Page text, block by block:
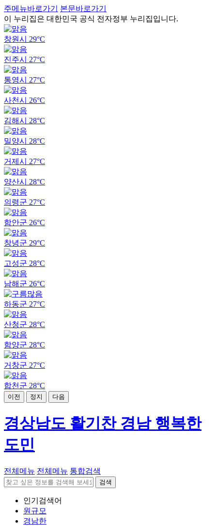
주메뉴바로가기
본문바로가기
이 누리집은 대한민국 공식 전자정부 누리집입니다.
창원시 29°C
진주시 27°C
통영시 27°C
사천시 26°C
김해시 28°C
밀양시 28°C
거제시 27°C
양산시 28°C
의령군 27°C
함안군 26°C
창녕군 29°C
고성군 28°C
남해군 26°C
하동군 27°C
산청군 28°C
함양군 28°C
거창군 27°C
합천군 28°C
이전 정지 다음
경상남도 활기찬 경남 행복한
도민
전체메뉴 전체메뉴 통합검색
검색
인기검색어
원규모
경남한